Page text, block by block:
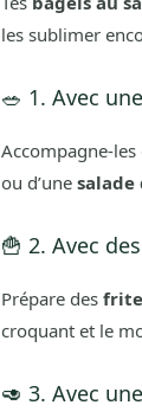
les sublimer
🥗 1. Avec
Accompagne-les
ou d’une
🍟 2. Avec
Prépare des
croquant et le
🥑 3. Avec